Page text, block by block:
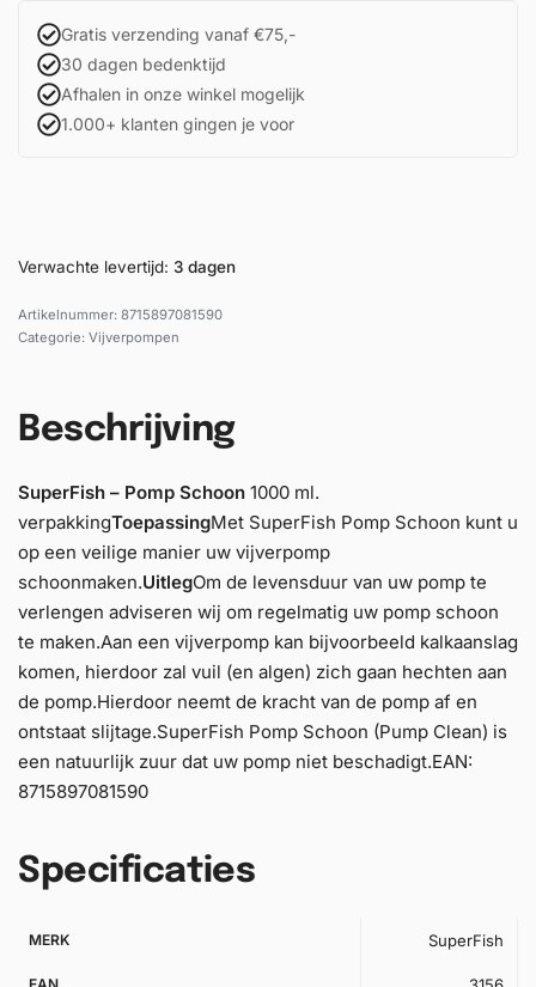
Gratis verzending vanaf €75,-
30 dagen bedenktijd
Afhalen in onze winkel mogelijk
1.000+ klanten gingen je voor
Verwachte levertijd: 3 dagen
8715897081590
Categorie: Vijverpompen
Beschrijving
SuperFish – Pomp Schoon 1000 ml.
verpakkingToepassingMet SuperFish Pomp Schoon kunt u
op een veilige manier uw vijverpomp
schoonmaken.UitlegOm de levensduur van uw pomp te
verlengen adviseren wij om regelmatig uw pomp schoon
te maken.Aan een vijverpomp kan bijvoorbeeld kalkaanslag
komen, hierdoor zal vuil (en algen) zich gaan hechten aan
de pomp.Hierdoor neemt de kracht van de pomp af en
ontstaat slijtage.SuperFish Pomp Schoon (Pump Clean) is
een natuurlijk zuur dat uw pomp niet beschadigt.EAN:
8715897081590
Specificaties
MERK SuperFish